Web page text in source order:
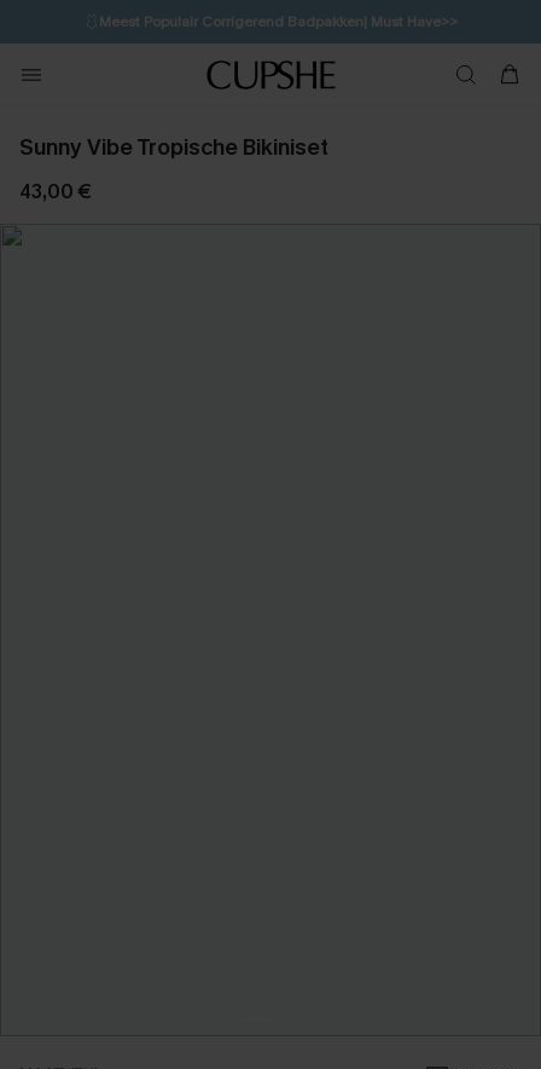
🩱Meest Populair Corrigerend Badpakken| Must Have>>
💌Abonneer je & ontvang tot 15% korting>>
Koop 3, krijg 15% korting | CODE: SW15 16H:59M:58S
Sunny Vibe Tropische Bikiniset
43,00 €